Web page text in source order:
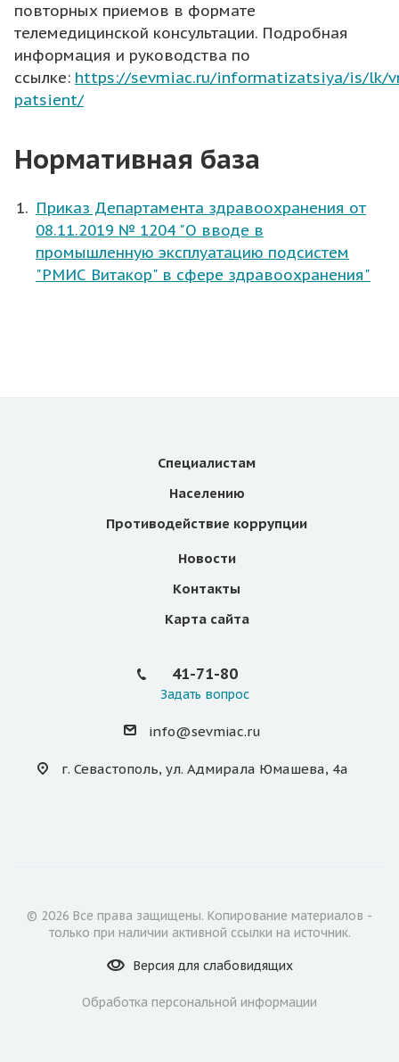
повторных приемов в формате
телемедицинской консультации. Подробная
информация и руководства по
ссылке: https://sevmiac.ru/informatizatsiya/is/lk/
patsient/
Нормативная база
Приказ Департамента здравоохранения от
08.11.2019 № 1204 "О вводе в
промышленную эксплуатацию подсистем
"РМИС Витакор" в сфере здравоохранения"
Специалистам
Населению
Противодействие коррупции
Новости
Контакты
Карта сайта
41-71-80
Задать вопрос
info@sevmiac.ru
г. Севастополь, ул. Адмирала Юмашева, 4а
© 2026 Все права защищены. Копирование материалов -
только при наличии активной ссылки на источник.
Версия для слабовидящих
Обработка персональной информации